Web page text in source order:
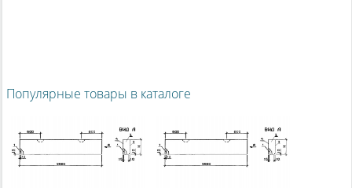
Популярные товары в каталоге